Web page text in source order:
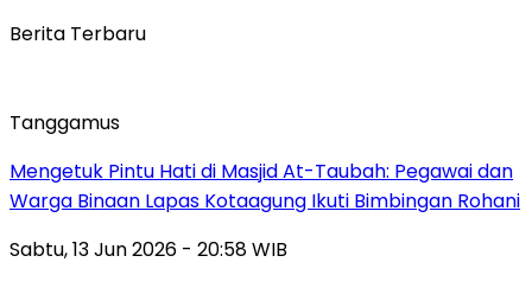
Berita Terbaru
Tanggamus
Mengetuk Pintu Hati di Masjid At-Taubah: Pegawai dan
Warga Binaan Lapas Kotaagung Ikuti Bimbingan Rohani
Sabtu, 13 Jun 2026 - 20:58 WIB